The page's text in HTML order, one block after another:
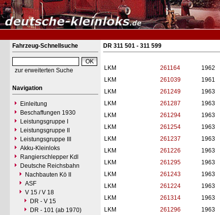
Fahrzeug-Schnellsuche
zur erweiterten Suche
Navigation
Einleitung
Beschaffungen 1930
Leistungsgruppe I
Leistungsgruppe II
Leistungsgruppe III
Akku-Kleinloks
Rangierschlepper Kdl
Deutsche Reichsbahn
Nachbauten Kö II
ASF
V 15 / V 18
DR - V 15
DR - 101 (ab 1970)
DR 311 501 - 311 599
LKM 261164
1962
LKM
261039
1961
LKM
261249
1963
LKM
261287
1963
LKM
261294
1963
LKM
261254
1963
LKM
261237
1963
LKM
261226
1963
LKM
261295
1963
LKM
261243
1963
LKM
261224
1963
LKM
261314
1963
LKM
261296
1963